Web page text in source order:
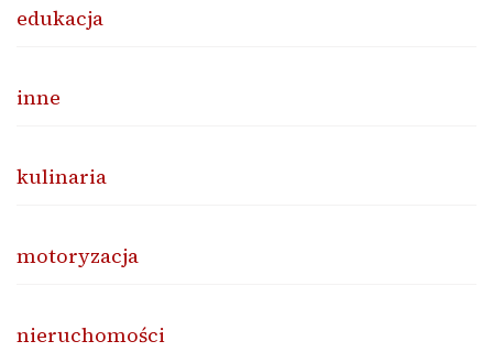
edukacja
inne
kulinaria
motoryzacja
nieruchomości